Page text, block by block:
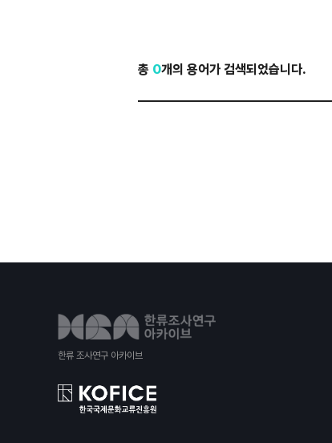
총 0개의 용어가 검색되었습니다.
한류 조사연구 아카이브